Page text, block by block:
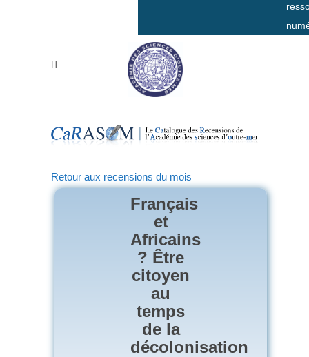
Retour aux recensions du mois
Français
et
Africains
? Être
citoyen
au
temps
de la
décolonisation